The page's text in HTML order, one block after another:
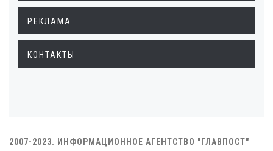
РЕКЛАМА
КОНТАКТЫ
2007-2023. ИНФОРМАЦИОННОЕ АГЕНТСТВО "ГЛАВПОСТ"